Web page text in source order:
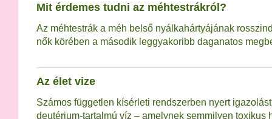
Mit érdemes tudni az méhtestrákról?
Az méhtestrák a méh belső nyálkahártyájának
nők körében a második leggyakoribb daganatos
Az élet vize
Számos független kísérleti rendszerben nyert
deutérium-tartalmú víz – amelynek semmilyen toxikus